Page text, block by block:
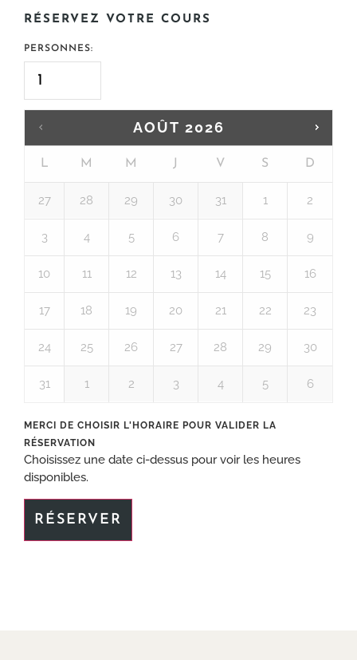
RÉSERVEZ VOTRE COURS
PERSONNES:
AOÛT 2026
L M M J V S D
27 28 29 30 31 1 2
3 4 5 6 7 8 9
10 11 12 13 14 15 16
17 18 19 20 21 22 23
24 25 26 27 28 29 30
31 1 2 3 4 5 6
Choisissez une date ci-dessus pour voir les heures
disponibles.
RÉSERVER